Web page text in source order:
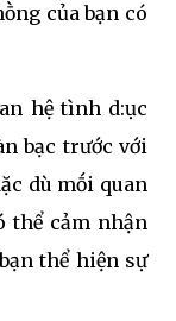
của bạn có
hệ tình d:ục
bạc trước với
dù mṓi quan
thể cảm nhận
thể hiện sự